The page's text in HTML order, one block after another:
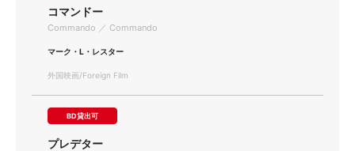
コマンドー
Commando ／ Commando
マーク・L・レスター
外国映画/Foreign Film
BD貸出可
プレデター